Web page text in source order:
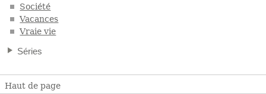
Société
Vacances
Vraie vie
Séries
Haut de page